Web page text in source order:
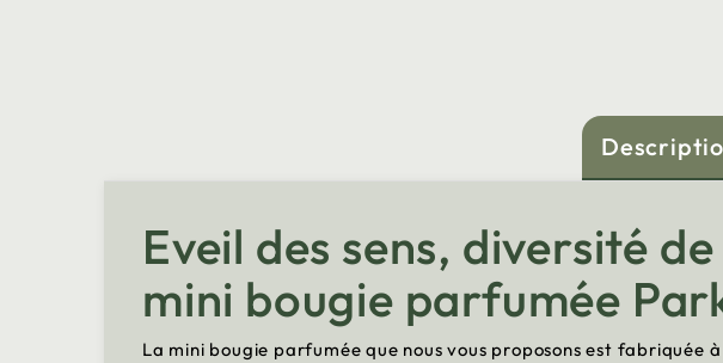
Eveil des sens, diversité
mini bougie parfumée
La mini bougie parfumée que nous vous proposons est fabriquée